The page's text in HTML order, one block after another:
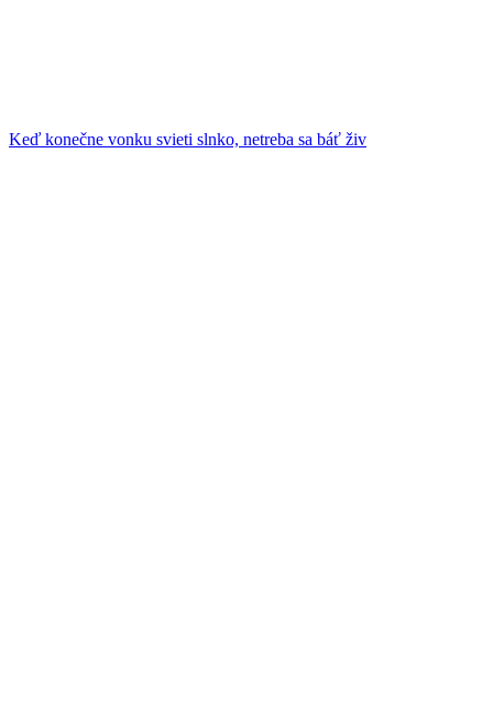
Keď konečne vonku svieti slnko, netreba sa báť živ